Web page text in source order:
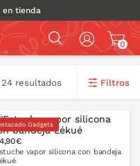
en tienda
0
24 resultados Filtros
Gadgets
vapor silicona con bandeja